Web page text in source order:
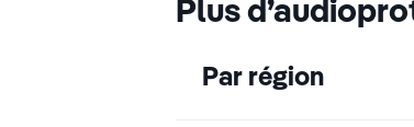
Plus
Par région